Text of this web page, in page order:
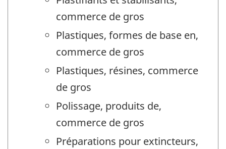
commerce de gros
Plastiques, formes de base en,
commerce de gros
Plastiques, résines, commerce
de gros
Polissage, produits de,
commerce de gros
Préparations pour extincteurs,